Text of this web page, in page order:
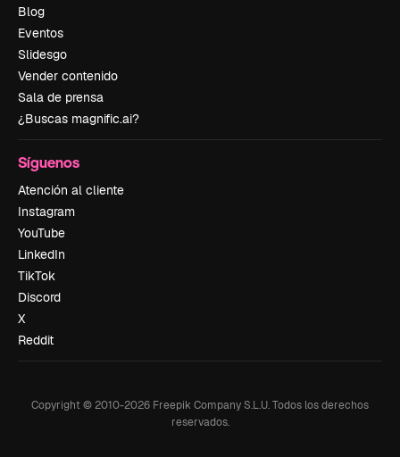
Blog
Eventos
Slidesgo
Vender contenido
Sala de prensa
¿Buscas magnific.ai?
Síguenos
Atención al cliente
Instagram
YouTube
LinkedIn
TikTok
Discord
X
Reddit
Copyright © 2010-2026 Freepik Company S.L.U.Todos los derechos
reservados.